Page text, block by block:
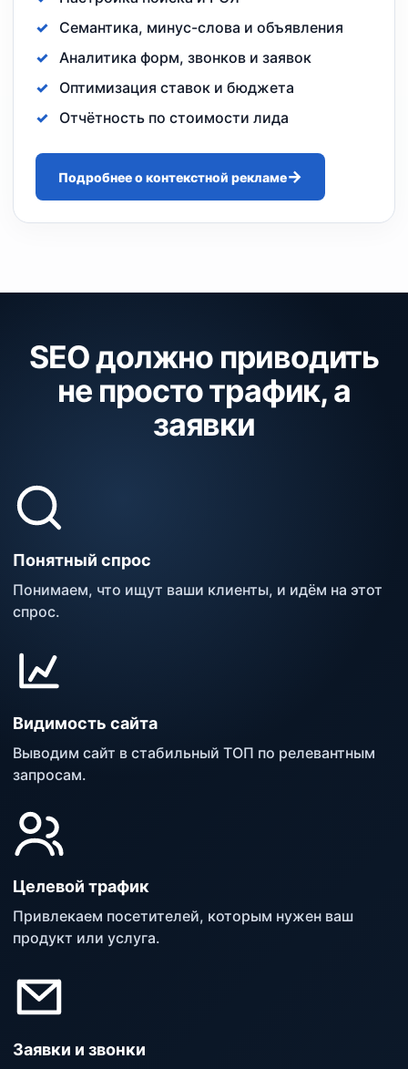
Семантика, минус-слова и объявления
Аналитика форм, звонков и заявок
Оптимизация ставок и бюджета
Отчётность по стоимости лида
Подробнее о контекстной рекламе
SEO должно приводить
не просто трафик, а
заявки
Понятный спрос
Понимаем, что ищут ваши клиенты, и идём на этот
спрос.
Видимость сайта
Выводим сайт в стабильный ТОП по релевантным
запросам.
Целевой трафик
Привлекаем посетителей, которым нужен ваш
продукт или услуга.
Заявки и звонки